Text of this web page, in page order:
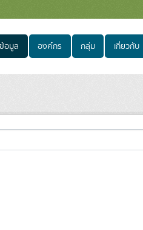
อมูล องค์กร กลุ่ม เกี่ยวกับ